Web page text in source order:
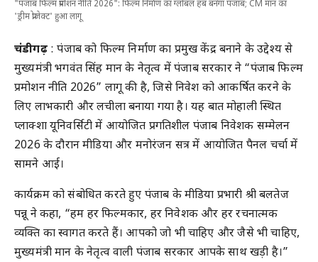
"पंजाब फिल्म प्रमोशन नीति 2026": फिल्म निर्माण का ग्लोबल हब बनेगा पंजाब; CM मान का
'ड्रीम प्रोजेक्ट' हुआ लागू
चंडीगढ़ : पंजाब को फिल्म निर्माण का प्रमुख केंद्र बनाने के उद्देश्य से
मुख्यमंत्री भगवंत सिंह मान के नेतृत्व में पंजाब सरकार ने “पंजाब फिल्म
प्रमोशन नीति 2026” लागू की है, जिसे निवेश को आकर्षित करने के
लिए लाभकारी और लचीला बनाया गया है। यह बात मोहाली स्थित
प्लाक्शा यूनिवर्सिटी में आयोजित प्रगतिशील पंजाब निवेशक सम्मेलन
2026 के दौरान मीडिया और मनोरंजन सत्र में आयोजित पैनल चर्चा में
सामने आई।
कार्यक्रम को संबोधित करते हुए पंजाब के मीडिया प्रभारी श्री बलतेज
पन्नू ने कहा, “हम हर फिल्मकार, हर निवेशक और हर रचनात्मक
व्यक्ति का स्वागत करते हैं। आपको जो भी चाहिए और जैसे भी चाहिए,
मुख्यमंत्री मान के नेतृत्व वाली पंजाब सरकार आपके साथ खड़ी है।”